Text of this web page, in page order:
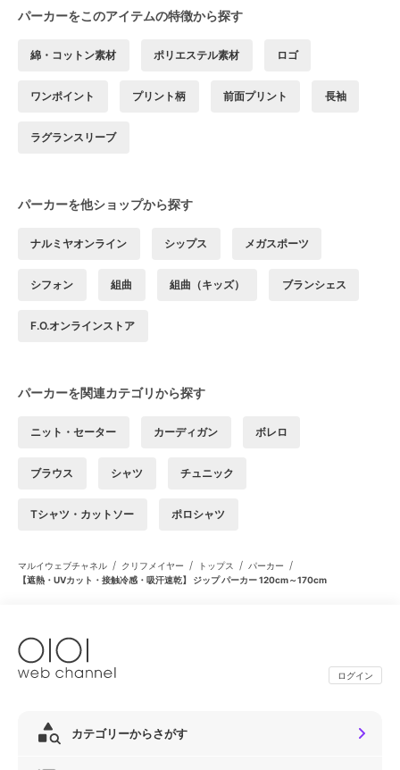
パーカーをこのアイテムの特徴から探す
綿・コットン素材 ポリエステル素材 ロゴ
ワンポイント プリント柄 前面プリント 長袖
ラグランスリーブ
パーカーを他ショップから探す
ナルミヤオンライン シップス メガスポーツ
シフォン 組曲 組曲（キッズ） ブランシェス
F.O.オンラインストア
パーカーを関連カテゴリから探す
ニット・セーター カーディガン ボレロ
ブラウス シャツ チュニック
Tシャツ・カットソー ポロシャツ
マルイウェブチャネル / クリフメイヤー / トップス / パーカー /
【遮熱・UVカット・接触冷感・吸汗速乾】 ジップ パーカー 120cm～170cm
ログイン
カテゴリーからさがす